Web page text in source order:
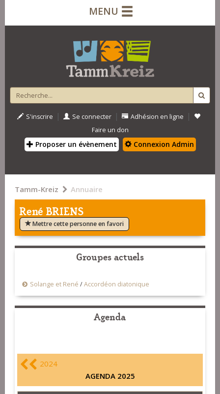
MENU
S'inscrire | Se connecter | Adhésion en ligne |
Faire un don
Proposer un évènement Connexion Admin
Tamm-Kreiz Annuaire
René BRIENS
Mettre cette personne en favori
Groupes actuels
Solange et René /Accordéon diatonique
Agenda
2024
AGENDA 2025